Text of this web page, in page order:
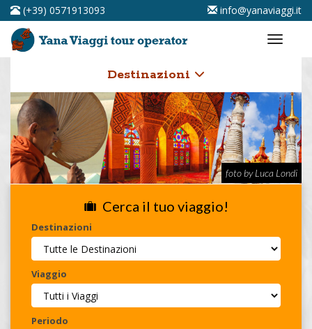
(+39) 0571913093 info@yanaviaggi.it
Destinazioni
foto by Luca Londi
Cerca il tuo viaggio!
Destinazioni
Viaggio
Periodo